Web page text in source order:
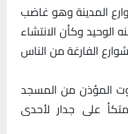
في شوارع المدينة وهو غاضب
الوحيد وكأن الانتشاء
الفارغة من الناس
ارتفع صوت المؤذن من المسجد
على جدار لأحدى